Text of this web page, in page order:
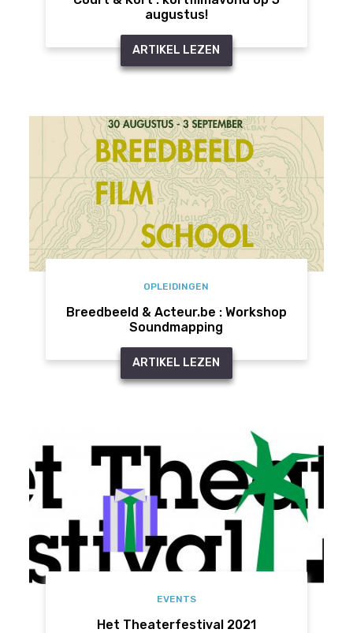
augustus!
ARTIKEL LEZEN
OPLEIDINGEN
Breedbeeld & Acteur.be : Workshop
Soundmapping
ARTIKEL LEZEN
EVENTS
Het Theaterfestival 2021